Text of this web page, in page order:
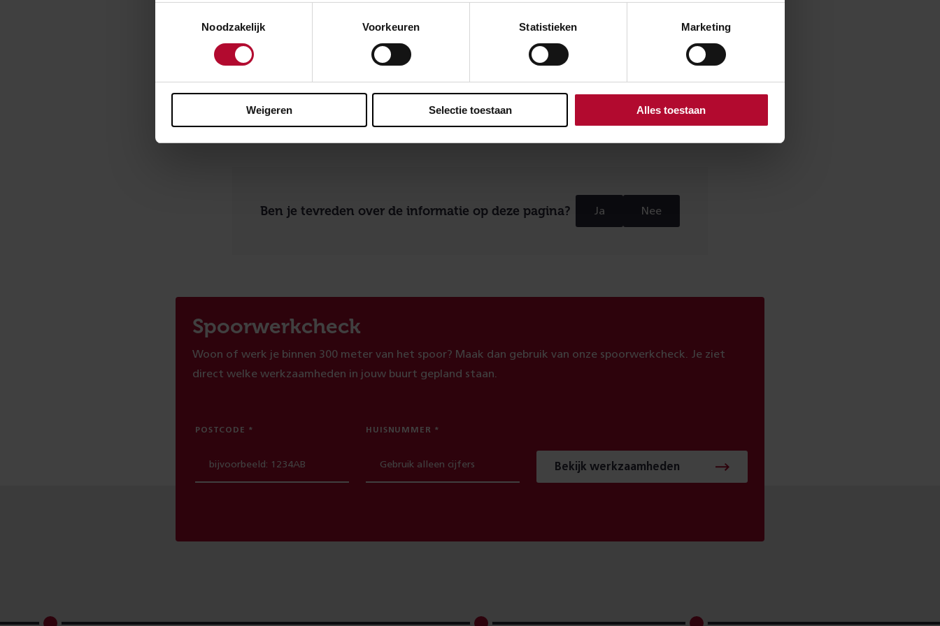
Noodzakelijk
Voorkeuren Statistieken Marketing
Weigeren Selectie toestaan Alles toestaan
Meer weten?
Ben je tevreden over de informatie op deze pagina? Ja Nee
Spoorwerkcheck
Woon of werk je binnen 300 meter van het spoor? Maak dan gebruik van onze spoorwerkcheck. Je ziet
direct welke werkzaamheden in jouw buurt gepland staan.
POSTCODE HUISNUMMER
Bekijk werkzaamheden